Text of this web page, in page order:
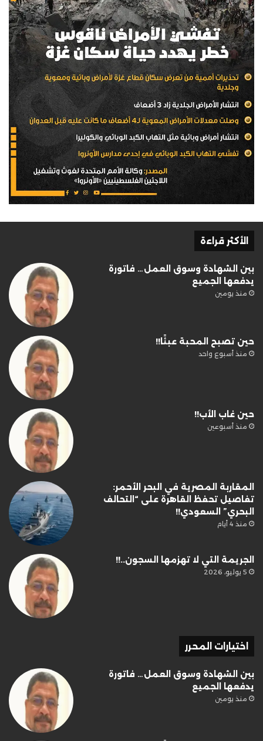
الأكثر قراءة
بين الشهادة وسوق العمل… فاتورة
يدفعها الجميع
منذ يومين
حين تصبح المحبة عبئًا!!
منذ أسبوع واحد
حين غاب الأب!!
منذ أسبوعين
المقاربة المصرية في البحر الأحمر:
تفاصيل تحفظ القاهرة على “التحالف
البحري” السعودي!!
منذ 4 أيام
الجريمة التي لا تهزمها السجون..!!
5 يوليو، 2026
اختيارات المحرر
بين الشهادة وسوق العمل… فاتورة
يدفعها الجميع
منذ يومين